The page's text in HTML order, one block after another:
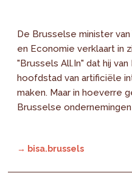
De Brusselse minister
en Economie verklaart in
"Brussels All.In" dat hij
hoofdstad van artificiële
maken. Maar in hoeverre
Brusselse
→ bisa.brussels